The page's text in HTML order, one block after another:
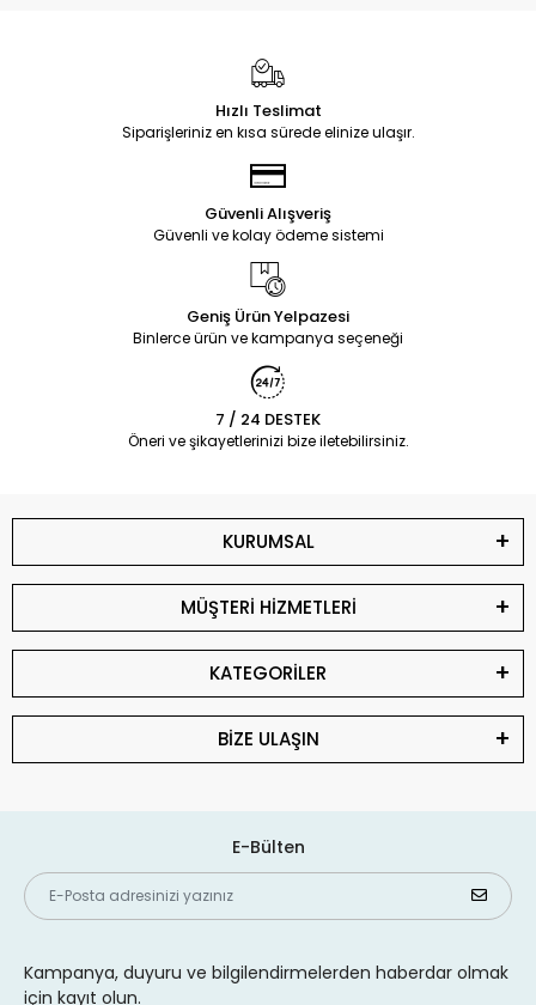
Hızlı Teslimat
Siparişleriniz en kısa sürede elinize ulaşır.
Güvenli Alışveriş
Güvenli ve kolay ödeme sistemi
Geniş Ürün Yelpazesi
Binlerce ürün ve kampanya seçeneği
7 / 24 DESTEK
Öneri ve şikayetlerinizi bize iletebilirsiniz.
KURUMSAL
MÜŞTERİ HİZMETLERİ
KATEGORİLER
BİZE ULAŞIN
E-Bülten
Kampanya, duyuru ve bilgilendirmelerden haberdar olmak
için kayıt olun.